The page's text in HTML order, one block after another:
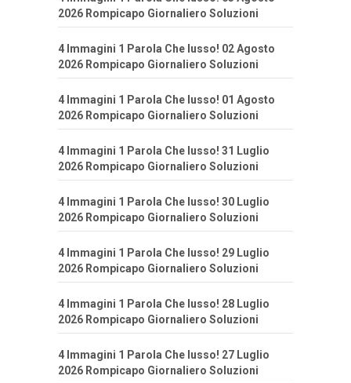
2026 Rompicapo Giornaliero Soluzioni
4 Immagini 1 Parola Che lusso! 02 Agosto
2026 Rompicapo Giornaliero Soluzioni
4 Immagini 1 Parola Che lusso! 01 Agosto
2026 Rompicapo Giornaliero Soluzioni
4 Immagini 1 Parola Che lusso! 31 Luglio
2026 Rompicapo Giornaliero Soluzioni
4 Immagini 1 Parola Che lusso! 30 Luglio
2026 Rompicapo Giornaliero Soluzioni
4 Immagini 1 Parola Che lusso! 29 Luglio
2026 Rompicapo Giornaliero Soluzioni
4 Immagini 1 Parola Che lusso! 28 Luglio
2026 Rompicapo Giornaliero Soluzioni
4 Immagini 1 Parola Che lusso! 27 Luglio
2026 Rompicapo Giornaliero Soluzioni